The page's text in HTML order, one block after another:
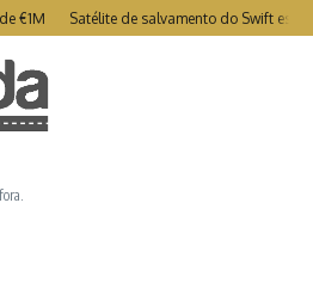
€1M Satélite de salvamento do Swift está